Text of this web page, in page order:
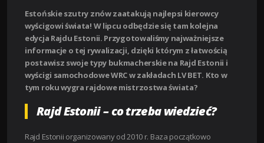
Estońskie szutry znów zaatakują najlepsi kierowcy
wyścigowi świata! W lipcu odbędzie się tam kolejna
edycja Rajdu Estonii. Przygotowaliśmy najważniejsze
informacje o tej rywalizacji, dzięki którym z łatwością
postawisz swoje typy bukmacherskie na Rajd Estonii i
wyścigi samochodowe WRC w zakładach LV BET. Kto w
tym roku wygra rajdowe mistrzostwa świata?
Rajd Estonii – co trzeba wiedzieć?
Rajd Estonii organizowany od 2010 r. Baza początkowo